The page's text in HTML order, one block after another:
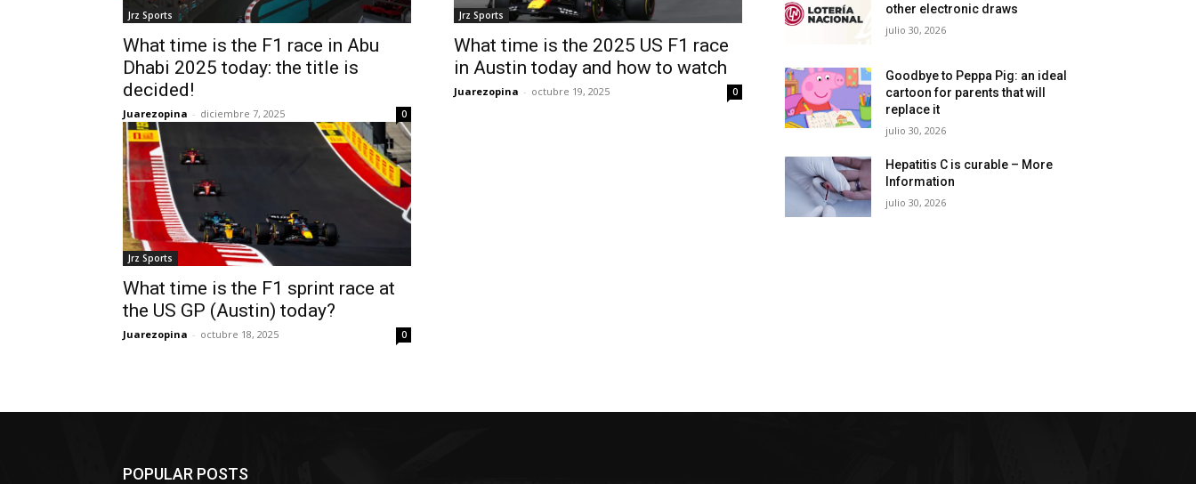
Jrz Sports
What time is the F1 race in Abu
Dhabi 2025 today: the title is
decided!
Juarezopina - diciembre 7, 2025 0
Jrz Sports
What time is the 2025 US F1 race
in Austin today and how to watch
Juarezopina - octubre 19, 2025 0
Jrz Sports
What time is the F1 sprint race at
the US GP (Austin) today?
Juarezopina - octubre 18, 2025 0
other electronic draws
julio 30, 2026
Goodbye to Peppa Pig: an ideal
cartoon for parents that will
replace it
julio 30, 2026
Hepatitis C is curable – More
Information
julio 30, 2026
POPULAR POSTS